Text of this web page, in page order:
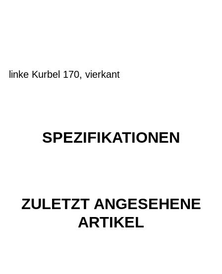
linke Kurbel 170, vierkant
SPEZIFIKATIONEN
ZULETZT ANGESEHENE
ARTIKEL